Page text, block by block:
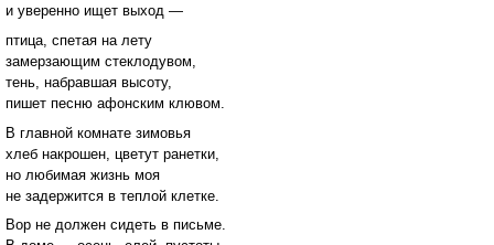
и уверенно ищет выход —
птица, спетая на лету
замерзающим стеклодувом,
тень, набравшая высоту,
пишет песню афонским клювом.
В главной комнате зимовья
хлеб накрошен, цветут ранетки,
но любимая жизнь моя
не задержится в теплой клетке.
Вор не должен сидеть в письме.